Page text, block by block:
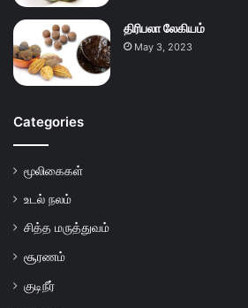
திரிபலா லேகியம்
May 3, 2023
Categories
மூலிகைகள்
உடல் நலம்
சித்த மருத்துவம்
சூரணம்
குடிநீர்